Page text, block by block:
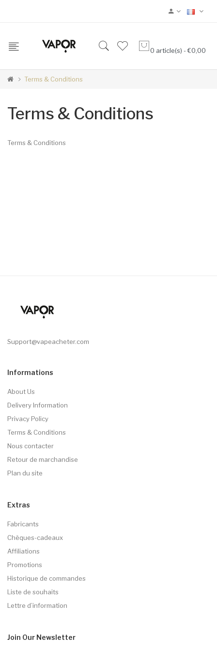
0 article(s) - €0,00
Terms & Conditions
Terms & Conditions
Terms & Conditions
Support@vapeacheter.com
Informations
About Us
Delivery Information
Privacy Policy
Terms & Conditions
Nous contacter
Retour de marchandise
Plan du site
Extras
Fabricants
Chèques-cadeaux
Affiliations
Promotions
Historique de commandes
Liste de souhaits
Lettre d’information
Join Our Newsletter